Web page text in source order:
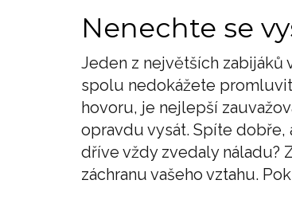
Nenechte se
Jeden z největších zabijáků
spolu nedokážete
hovoru, je nejlepší
opravdu vysát. Spíte dobře,
dříve vždy zvedaly náladu?
záchranu vašeho vztahu.